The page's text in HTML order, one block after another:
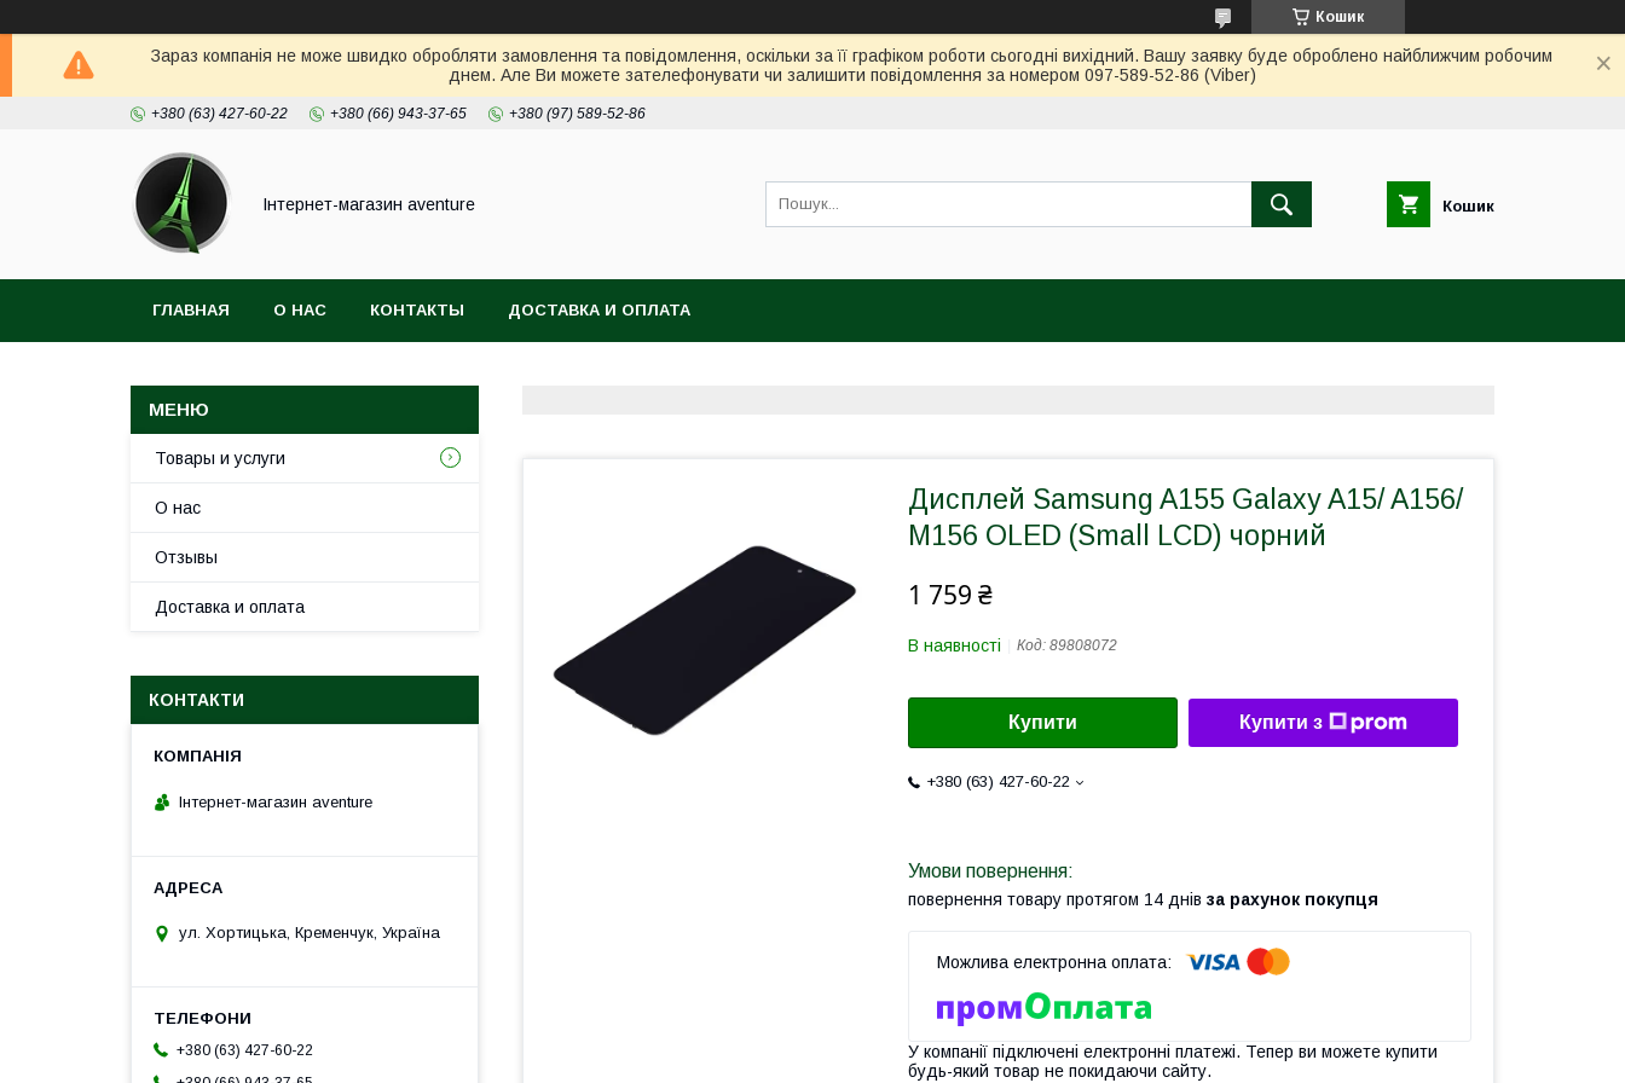
Кошик
Зараз компанія не може швидко обробляти замовлення та повідомлення, оскільки за її графіком роботи сьогодні вихідний. Вашу заявку буде оброблено найближчим робочим
днем. Але Ви можете зателефонувати чи залишити повідомлення за номером 097-589-52-86 (Viber)
+380 (63) 427-60-22 +380 (66) 943-37-65 +380 (97) 589-52-86
Інтернет-магазин aventure Кошик
ГЛАВНАЯ О НАС КОНТАКТЫ ДОСТАВКА И ОПЛАТА
Дисплей Samsung A155 Galaxy A15/ A156/
M156 OLED (Small LCD) чорний
1 759 ₴
В наявності Код: 89808072
Купити Купити з
+380 (63) 427-60-22
повернення товару протягом 14 днів за рахунок покупця
У компанії підключені електронні платежі. Тепер ви можете купити
будь-який товар не покидаючи сайту.
Товары и услуги
О нас
Отзывы
Доставка и оплата
КОНТАКТИ
Інтернет-магазин aventure
ул. Хортицька, Кременчук, Україна
+380 (63) 427-60-22